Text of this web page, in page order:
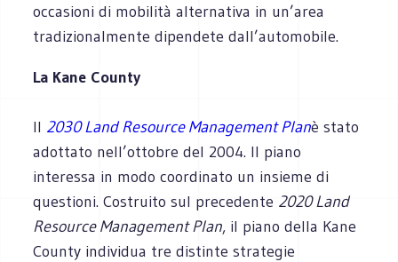
occasioni di mobilità alternativa in un’area
tradizionalmente dipendete dall’automobile.
La Kane County
Il 2030 Land Resource Management Planè stato
adottato nell’ottobre del 2004. Il piano
interessa in modo coordinato un insieme di
questioni. Costruito sul precedente 2020 Land
Resource Management Plan, il piano della Kane
County individua tre distinte strategie